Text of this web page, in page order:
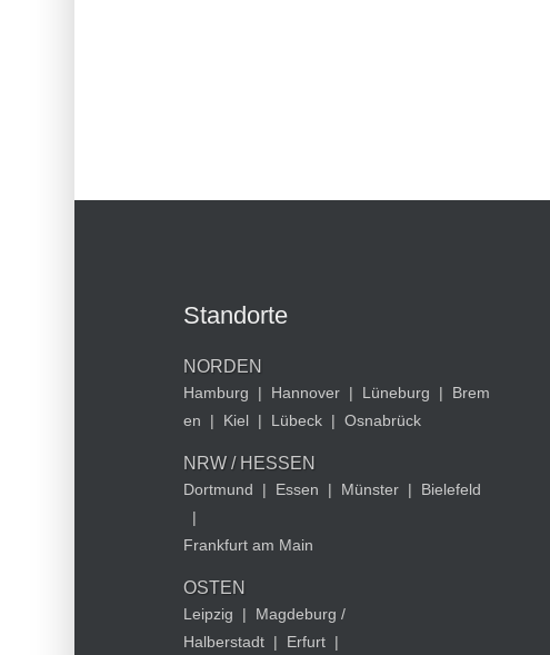
Standorte
NORDEN
Hamburg | Hannover | Lüneburg |
Brem
en
| Kiel | Lübeck | Osnabrück
NRW / HESSEN
Dortmund | Essen | Münster |
Bielefeld
|
Frankfurt am Main
OSTEN
Leipzig |
Magdeburg /
Halberstadt | Erfurt |